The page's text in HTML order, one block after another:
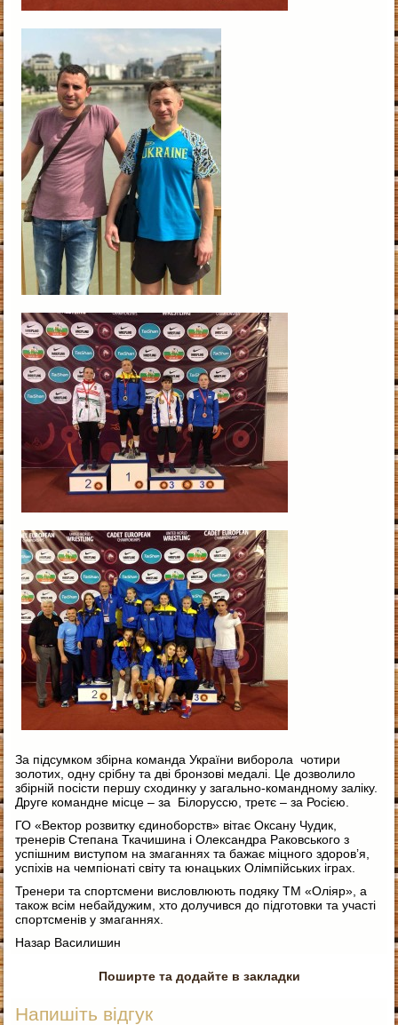
За підсумком збірна команда України виборола чотири
золотих, одну срібну та дві бронзові медалі. Це дозволило
збірній посісти першу сходинку у загально-командному заліку.
Друге командне місце – за Білоруссю, третє – за Росією.
ГО «Вектор розвитку єдиноборств» вітає Оксану Чудик,
тренерів Степана Ткачишина і Олександра Раковського з
успішним виступом на змаганнях та бажає міцного здоров’я,
успіхів на чемпіонаті світу та юнацьких Олімпійських іграх.
Тренери та спортсмени висловлюють подяку ТМ «Оліяр», а
також всім небайдужим, хто долучився до підготовки та участі
спортсменів у змаганнях.
Назар Василишин
Поширте та додайте в закладки
Напишіть відгук